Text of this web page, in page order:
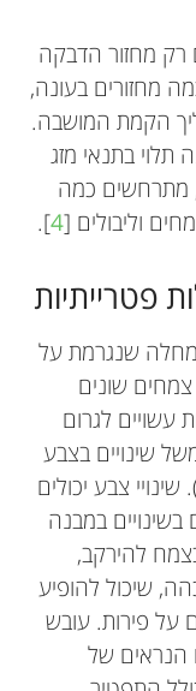
רק מחזור הדבקה
מחזורים בעונה,
הקמת המושבה.
בתנאי מזג
מתרחשים כמה
וליבולים [4
].
פטרייתיות
שנגרמת על
צמחים שונים
עשויים לגרום
שינויים בצבע
שינויי צבע יכולים
בשינויים במבנה
להירקב,
שיכול להופיע
על פירות. עובש
הנראים של